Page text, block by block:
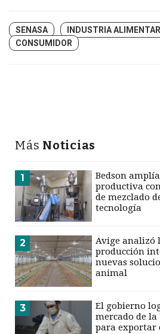
SENASA INDUSTRIA
CONSUMIDOR
Más Noticias
1
Bedson
productiva
de mezclado
tecnología
2
Avige analizó
producción
nuevas
animal
3
El gobierno
mercado de la
para exportar